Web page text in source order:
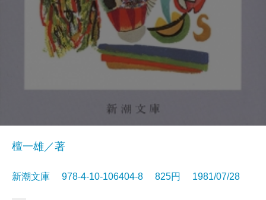
檀一雄／著
新潮文庫 978-4-10-106404-8 825円 1981/07/28